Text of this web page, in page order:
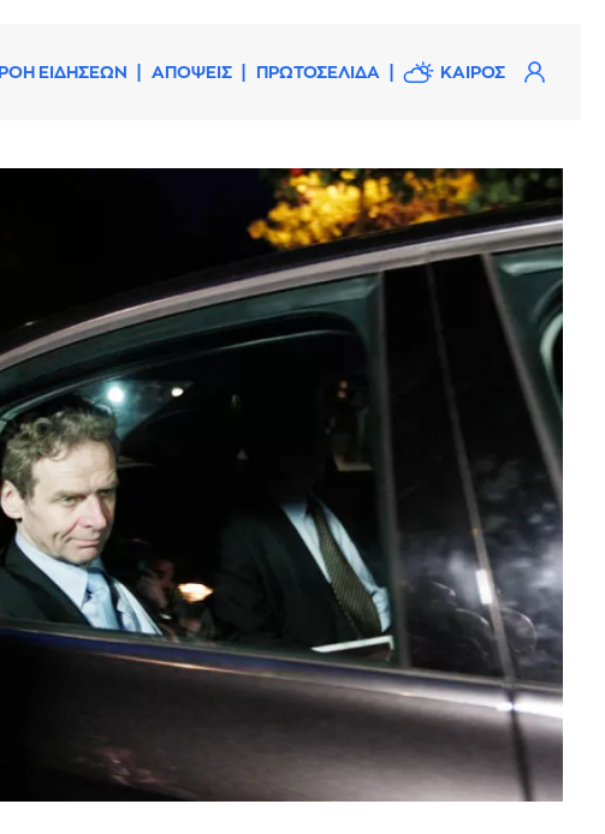
ΡΟΗ ΕΙΔΗΣΕΩΝ ΑΠΟΨΕΙΣ ΠΡΩΤΟΣΕΛΙΔΑ ΚΑΙΡΟΣ